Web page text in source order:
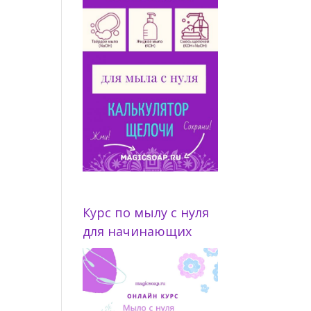
Курс по мылу с нуля
для начинающих